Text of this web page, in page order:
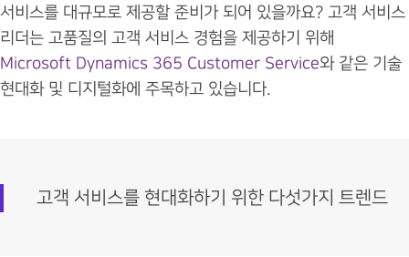
서비스를 대규모로 제공할 준비가 되어 있을까요? 고객 서비스
리더는 고품질의 고객 서비스 경험을 제공하기 위해
Microsoft Dynamics 365 Customer Service와 같은 기술
현대화 및 디지털화에 주목하고 있습니다.
고객 서비스를 현대화하기 위한 다섯가지 트렌드